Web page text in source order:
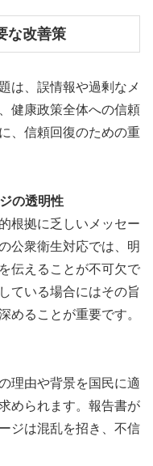
な改善策
は、誤情報や過剰なメ
健康政策全体への信頼
、信頼回復のための重
の透明性
根拠に乏しいメッセー
公衆衛生対応では、明
伝えることが不可欠で
ている場合にはその旨
めることが重要です。
理由や背景を国民に適
められます。報告書が
ジは混乱を招き、不信